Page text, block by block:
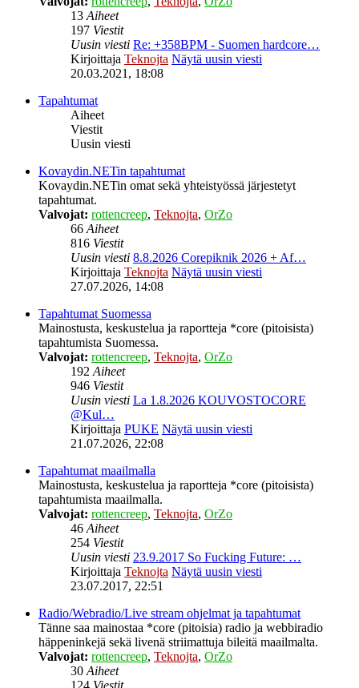
13Aiheet
197 Viestit
Uusin viesti Re: +358BPM - Suomen hardcore…
Kirjoittaja Teknojta Näytä uusin viesti
20.03.2021, 18:08
Tapahtumat
Aiheet
Viestit
Uusin viesti
Kovaydin.NETin tapahtumat
Kovaydin.NETin omat sekä yhteistyössä järjestetyt
tapahtumat.
Valvojat: rottencreep, Teknojta, OrZo
66Aiheet
816 Viestit
Uusin viesti 8.8.2026 Corepiknik 2026 + Af…
Kirjoittaja Teknojta Näytä uusin viesti
27.07.2026, 14:08
Tapahtumat Suomessa
Mainostusta, keskustelua ja raportteja *core (pitoisista)
tapahtumista Suomessa.
Valvojat: rottencreep, Teknojta, OrZo
192Aiheet
946 Viestit
Uusin viesti La 1.8.2026 KOUVOSTOCORE
@Kul…
Kirjoittaja PUKE Näytä uusin viesti
21.07.2026, 22:08
Tapahtumat maailmalla
Mainostusta, keskustelua ja raportteja *core (pitoisista)
tapahtumista maailmalla.
Valvojat: rottencreep, Teknojta, OrZo
46Aiheet
254 Viestit
Uusin viesti 23.9.2017 So Fucking Future: …
Kirjoittaja Teknojta Näytä uusin viesti
23.07.2017, 22:51
Radio/Webradio/Live stream ohjelmat ja tapahtumat
Tänne saa mainostaa *core (pitoisia) radio ja webbiradio
häppeninkejä sekä livenä striimattuja bileitä maailmalta.
Valvojat: rottencreep, Teknojta, OrZo
30Aiheet